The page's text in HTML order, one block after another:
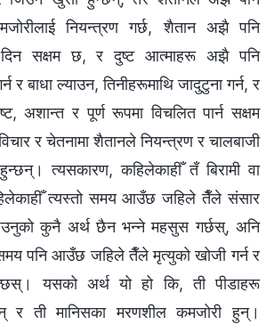
नियन्त्रण गर्छ, शैतान अझै पनि
दिन सक्षम छ, र दुष्ट आत्माहरू अझै पनि
र बाधा ल्याउन, तिनीहरूमाथि जादुटुना गर्न, र
अशान्त र पूर्ण रूपमा विचलित पार्न सक्षम
र चेतनामा शैतानले नियन्त्रण र चालबाजी
त्यसकारण, कहिलेकाहीँ तँ बिरामी वा
त्यस्तो समय आउँछ जहिले तैँले संसार
कुनै अर्थ छैन भन्‍ने महसुस गर्छस्, अनि
पनि आउँछ जहिले तैँले मृत्युको खोजी गर्न र
यसको अर्थ यो हो कि, ती पीडाहरू
र ती मानिसका मरणशील कमजोरी हुन्।